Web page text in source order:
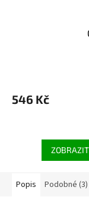
546 Kč
Popis Podobné (3)